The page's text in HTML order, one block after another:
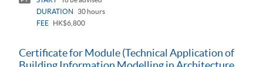
DURATION
30 hours
FEE
HK$6,800
Certificate for Module (Technical Application of